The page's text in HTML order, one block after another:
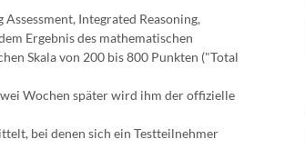
Integrated Reasoning,
Ergebnis des mathematischen
Skala von 200 bis 800 Punkten ("Total
Wochen später wird ihm der offizielle
bei denen sich ein Testteilnehmer